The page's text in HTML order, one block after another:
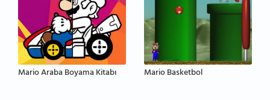
Mario Araba Boyama Kitabı Mario Basketbol